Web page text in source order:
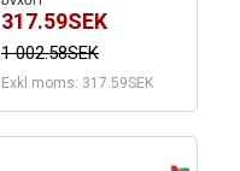
317.59SEK
1 002.58SEK
Exkl moms: 317.59SEK